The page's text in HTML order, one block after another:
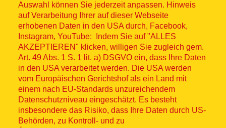
Auswahl können Sie jederzeit anpassen. Hinweis
auf Verarbeitung Ihrer auf dieser Webseite
erhobenen Daten in den USA durch, Facebook,
Instagram, YouTube: Indem Sie auf "ALLES
AKZEPTIEREN" klicken, willigen Sie zugleich gem.
Art. 49 Abs. 1 S. 1 lit. a) DSGVO ein, dass Ihre Daten
in den USA verarbeitet werden. Die USA werden
vom Europäischen Gerichtshof als ein Land mit
einem nach EU-Standards unzureichendem
Datenschutzniveau eingeschätzt. Es besteht
insbesondere das Risiko, dass Ihre Daten durch US-
Behörden, zu Kontroll- und zu
© ASB 2026
Fußzeilenmenü
Impressum
Datenschutz
Kontakt
Hinweisgebersystem
Lieferkette